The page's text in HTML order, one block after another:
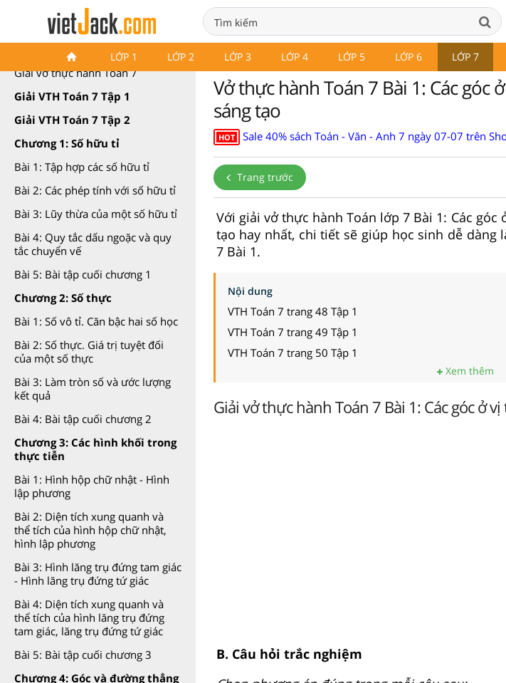
LỚP 1 LỚP 2 LỚP 3 LỚP 4 LỚP 5 LỚP 6 LỚP 7
VTH Toán 7 Chân trời sáng tạo
Giải vở thực hành Toán 7
Giải VTH Toán 7 Tập 1
Giải VTH Toán 7 Tập 2
Chương 1: Số hữu tỉ
Bài 1: Tập hợp các số hữu tỉ
Bài 2: Các phép tính với số hữu tỉ
Bài 3: Lũy thừa của một số hữu tỉ
Bài 4: Quy tắc dấu ngoặc và quy
tắc chuyển vế
Bài 5: Bài tập cuối chương 1
Chương 2: Số thực
Bài 1: Số vô tỉ. Căn bậc hai số học
Bài 2: Số thực. Giá trị tuyệt đối
của một số thực
Bài 3: Làm tròn số và ước lượng
kết quả
Bài 4: Bài tập cuối chương 2
Chương 3: Các hình khối trong
thực tiễn
Bài 1: Hình hộp chữ nhật - Hình
lập phương
Bài 2: Diện tích xung quanh và
thể tích của hình hộp chữ nhật,
hình lập phương
Bài 3: Hình lăng trụ đứng tam giác
- Hình lăng trụ đứng tứ giác
Bài 4: Diện tích xung quanh và
thể tích của hình lăng trụ đứng
tam giác, lăng trụ đứng tứ giác
Bài 5: Bài tập cuối chương 3
Chương 4: Góc và đường thẳng
Vở thực hành Toán 7 Bài 1: Các góc
sáng tạo
HOT Sale 40% sách Toán - Văn - Anh 7 ngày 07-07 trên
Trang trước
Với giải vở thực hành Toán lớp 7 Bài 1: Các
tạo hay nhất, chi tiết sẽ giúp học sinh dễ dàng
7 Bài 1.
Nội dung
VTH Toán 7 trang 48 Tập 1
VTH Toán 7 trang 49 Tập 1
VTH Toán 7 trang 50 Tập 1
Xem thêm
Giải vở thực hành Toán 7 Bài 1: Các góc ở
B. Câu hỏi trắc nghiệm